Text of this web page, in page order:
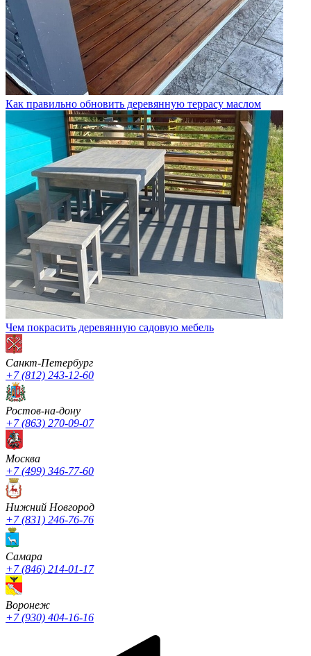
Как правильно обновить деревянную террасу маслом
Чем покрасить деревянную садовую мебель
Санкт-Петербург
+7 (812) 243-12-60
Ростов-на-дону
+7 (863) 270-09-07
Москва
+7 (499) 346-77-60
Нижний Новгород
+7 (831) 246-76-76
Cамара
+7 (846) 214-01-17
Воронеж
+7 (930) 404-16-16